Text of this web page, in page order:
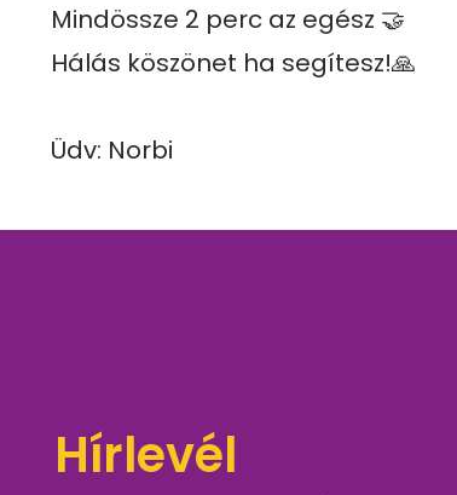
Mindössze 2 perc az egész 🤝
Hálás köszönet ha segítesz!🙏
Üdv: Norbi
Hírlevél